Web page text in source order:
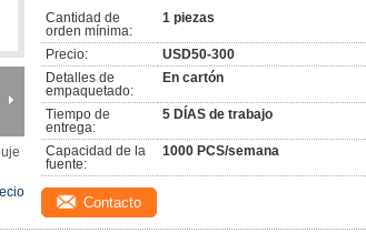
Cantidad de
orden mínima:
1 piezas
Precio:
USD50-300
Detalles de
empaquetado:
En cartón
Tiempo de
entrega:
5 DÍAS de trabajo
Capacidad de la
fuente:
1000 PCS/semana
Contacto